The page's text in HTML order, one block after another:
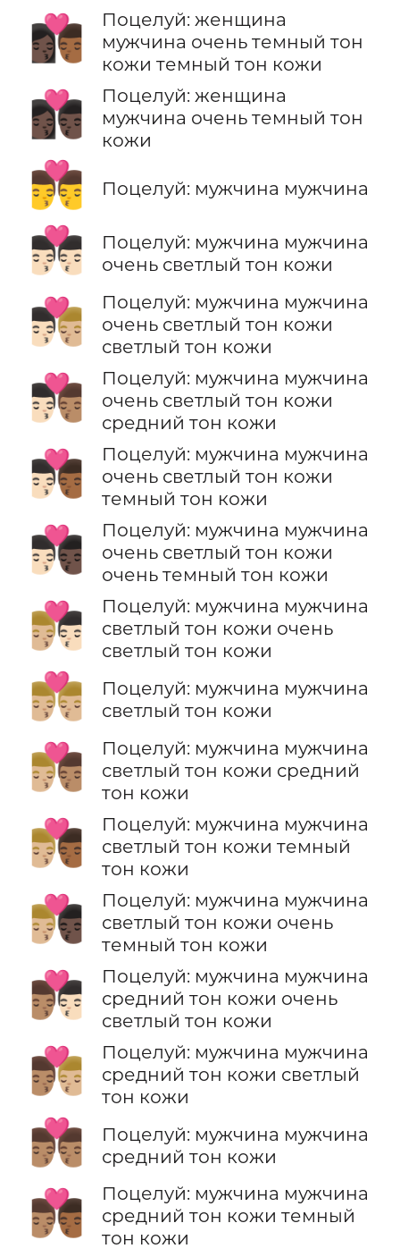
👩🏿‍❤️‍💋‍👨🏾
Поцелуй: женщина
мужчина очень темный тон
кожи темный тон кожи
👩🏿‍❤️‍💋‍👨🏿
Поцелуй: женщина
мужчина очень темный тон
кожи
👨‍❤️‍💋‍👨 Поцелуй: мужчина мужчина
👨🏻‍❤️‍💋‍👨🏻
Поцелуй: мужчина мужчина
очень светлый тон кожи
👨🏻‍❤️‍💋‍👨🏼
Поцелуй: мужчина мужчина
очень светлый тон кожи
светлый тон кожи
👨🏻‍❤️‍💋‍👨🏽
Поцелуй: мужчина мужчина
очень светлый тон кожи
средний тон кожи
👨🏻‍❤️‍💋‍👨🏾
Поцелуй: мужчина мужчина
очень светлый тон кожи
темный тон кожи
👨🏻‍❤️‍💋‍👨🏿
Поцелуй: мужчина мужчина
очень светлый тон кожи
очень темный тон кожи
👨🏼‍❤️‍💋‍👨🏻
Поцелуй: мужчина мужчина
светлый тон кожи очень
светлый тон кожи
👨🏼‍❤️‍💋‍👨🏼
Поцелуй: мужчина мужчина
светлый тон кожи
👨🏼‍❤️‍💋‍👨🏽
Поцелуй: мужчина мужчина
светлый тон кожи средний
тон кожи
👨🏼‍❤️‍💋‍👨🏾
Поцелуй: мужчина мужчина
светлый тон кожи темный
тон кожи
👨🏼‍❤️‍💋‍👨🏿
Поцелуй: мужчина мужчина
светлый тон кожи очень
темный тон кожи
👨🏽‍❤️‍💋‍👨🏻
Поцелуй: мужчина мужчина
средний тон кожи очень
светлый тон кожи
👨🏽‍❤️‍💋‍👨🏼
Поцелуй: мужчина мужчина
средний тон кожи светлый
тон кожи
👨🏽‍❤️‍💋‍👨🏽
Поцелуй: мужчина мужчина
средний тон кожи
👨🏽‍❤️‍💋‍👨🏾
Поцелуй: мужчина мужчина
средний тон кожи темный
тон кожи